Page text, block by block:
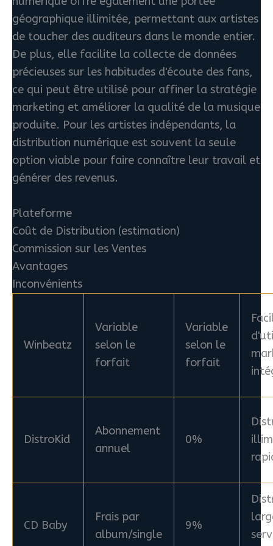
géographique illimitée, permettant aux artistes
de toucher des auditeurs dans le monde entier.
De plus, elle facilite la collecte de données
précieuses sur les habitudes d'écoute des fans,
ce qui peut être utilisé pour affiner la stratégie
marketing et améliorer la qualité de la musique
produite. Pour les artistes indépendants, la
distribution numérique est souvent la seule
option viable pour faire connaître leur travail et
générer des revenus.
Plateforme
Coût de Distribution (estimation)
Commission sur les Ventes
Avantages
Inconvénients
Winbeatz
Variable
selon le
forfait
Variable
selon le
forfait
DistroKid
Abonnement
annuel
0%
CD Baby
Frais par
album/single
9%